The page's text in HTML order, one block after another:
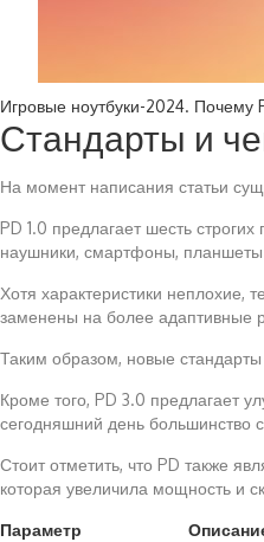
Игровые ноутбуки-2024.
Стандарты и
На момент написания статьи
PD 1.0 предлагает шесть
наушники, смартфоны, планшеты
Хотя характеристики неплохие,
заменены на более адаптивные
Таким образом, новые
Кроме того, PD 3.0 предлагает
сегодняшний день большинство
Стоит отметить, что PD также
которая увеличила мощность и
Параметр